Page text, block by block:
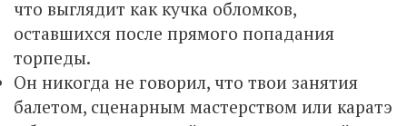
что выглядит как кучка обломков,
оставшихся после прямого попадания
торпеды.
Он никогда не говорил, что твои занятия
балетом, сценарным мастерством или каратэ